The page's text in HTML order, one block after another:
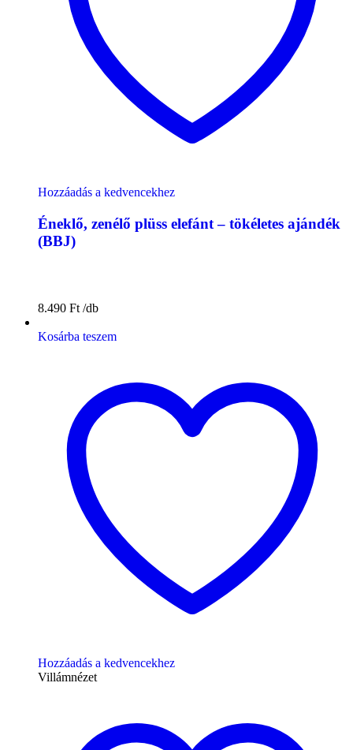
Hozzáadás a kedvencekhez
Éneklő, zenélő plüss elefánt – tökéletes ajándék
(BBJ)
8.490 Ft
Kosárba teszem
Hozzáadás a kedvencekhez
Villámnézet